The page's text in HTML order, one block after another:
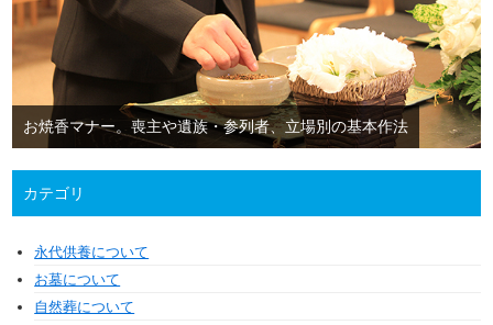
お焼香マナー。喪主や遺族・参列者、立場別の基本作法
カテゴリ
永代供養について
お墓について
自然葬について